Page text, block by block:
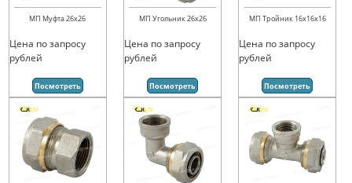
МП Муфта 26х26
Цена по запросу
рублей
Посмотреть
МП Угольник 26х26
Цена по запросу
рублей
Посмотреть
МП Тройник 16х16х16
Цена по запросу
рублей
Посмотреть